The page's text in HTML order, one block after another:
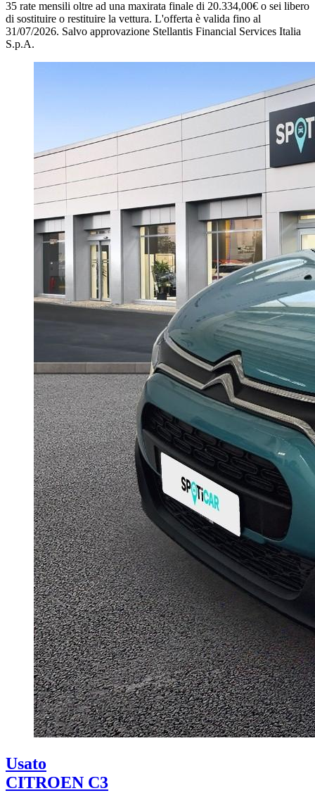
35 rate mensili oltre ad una maxirata finale di 20.334,00€ o sei libero
di sostituire o restituire la vettura. L'offerta è valida fino al
31/07/2026. Salvo approvazione Stellantis Financial Services Italia
S.p.A.
Usato
CITROEN C3